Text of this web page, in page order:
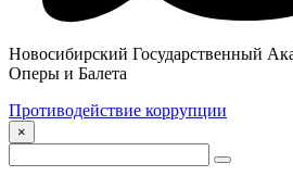
Новосибирский Государственный
Оперы и Балета
Противодействие коррупции
×